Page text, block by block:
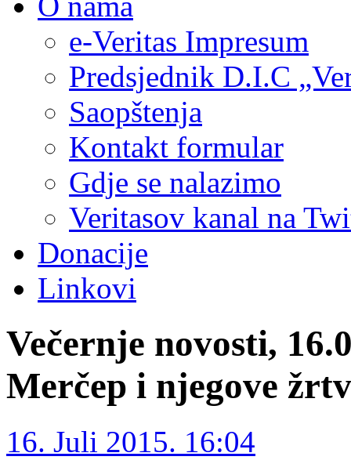
e-Veritas Impresum
Predsjednik D.I.C
Saopštenja
Kontakt formular
Gdje se nalazimo
Veritasov kanal na
Donacije
Linkovi
Večernje novosti,
Merčep i njegove
16. Juli 2015. 16:04